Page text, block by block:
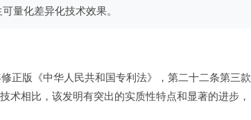
量化差异化技术效果。
正版《中华人民共和国专利法》，第二十二条第三款
术相比，该发明有突出的实质性特点和显著的进步，